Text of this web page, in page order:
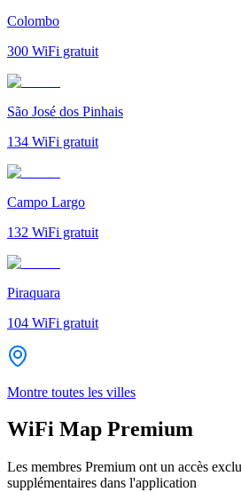
Colombo
300 WiFi gratuit
São José dos Pinhais
134 WiFi gratuit
Campo Largo
132 WiFi gratuit
Piraquara
104 WiFi gratuit
Montre toutes les villes
WiFi Map Premium
Les membres Premium ont un accès
supplémentaires dans l'application